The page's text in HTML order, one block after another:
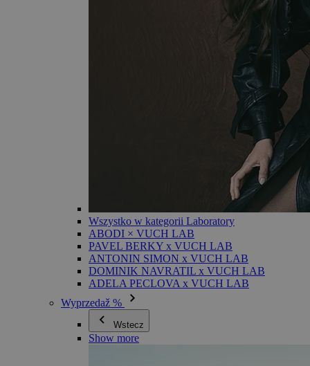
Wszystko w kategorii Laboratory
ABODI × VUCH LAB
PAVEL BERKY x VUCH LAB
ANTONIN SIMON x VUCH LAB
DOMINIK NAVRATIL x VUCH LAB
ADELA PECLOVA x VUCH LAB
Wyprzedaž %
Wstecz
Show more